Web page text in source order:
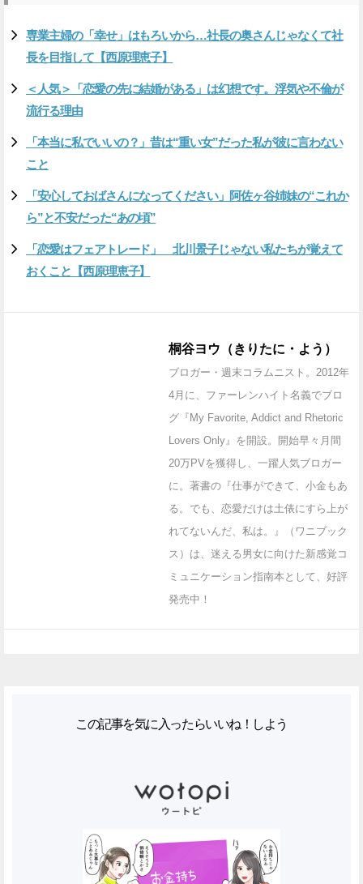
専業主婦の「幸せ」はもろいから…社長の奥さんじゃなくて社
長を目指して【西原理恵子】
＜人気＞「恋愛の先に結婚がある」は幻想です。浮気や不倫が
流行る理由
「本当に私でいいの？」昔は“重い女”だった私が彼に言わない
こと
「安心しておばさんになってください」阿佐ヶ谷姉妹の“これか
ら”と不安だった“あの頃”
「恋愛はフェアトレード」 北川景子じゃない私たちが覚えて
おくこと【西原理恵子】
桐谷ヨウ（きりたに・よう）
ブロガー・週末コラムニスト。2012年
4月に、ファーレンハイト名義でブロ
グ『My Favorite, Addict and Rhetoric
Lovers Only』を開設。開始早々月間
20万PVを獲得し、一躍人気ブロガー
に。著書の『仕事ができて、小金もあ
る。でも、恋愛だけは土俵にすら上が
れてないんだ、私は。』（ワニブック
ス）は、迷える男女に向けた新感覚コ
ミュニケーション指南本として、好評
発売中！
この記事を気に入ったらいいね！しよう